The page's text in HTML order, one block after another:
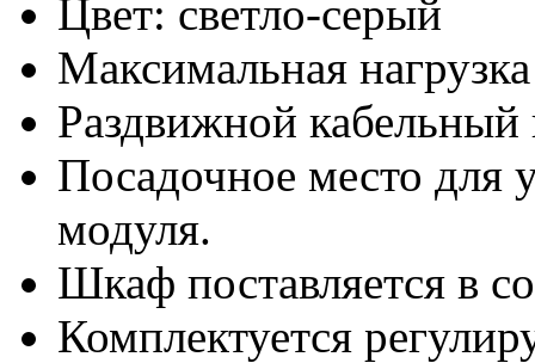
Цвет: светло-серый
Максимальная
Раздвижной кабельный
Посадочное место для
модуля.
Шкаф поставляется в
Комплектуется